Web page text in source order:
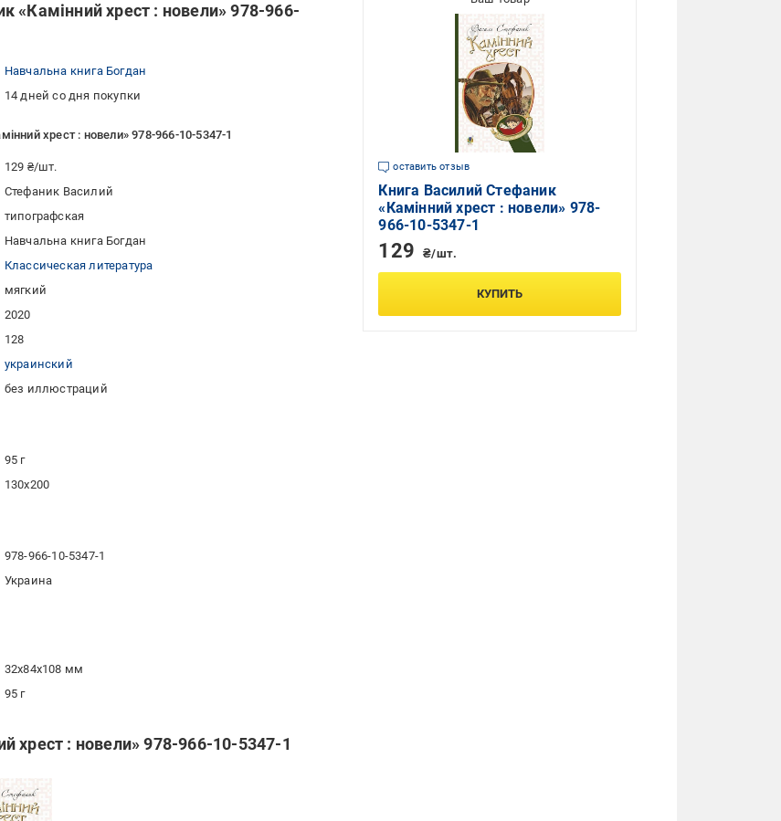
«Камінний хрест : новели» 978-966-
Навчальна книга Богдан
14 дней со дня покупки
хрест : новели» 978-966-10-5347-1
129 ₴/шт.
Стефаник Василий
типографская
Навчальна книга Богдан
Классическая литература
мягкий
2020
128
украинский
без иллюстраций
95 г
130х200
978-966-10-5347-1
Украина
32x84x108 мм
95 г
хрест : новели» 978-966-10-5347-1
оставить отзыв
Книга Василий Стефаник
«Камінний хрест : новели» 978-
966-10-5347-1
129 ₴/шт.
КУПИТЬ